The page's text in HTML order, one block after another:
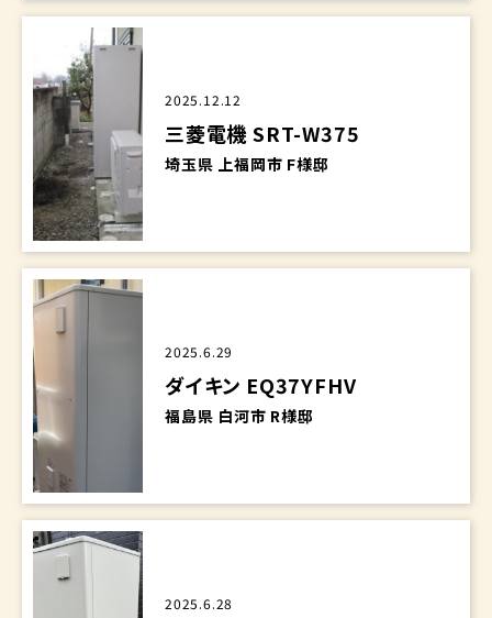
2025.12.12
三菱電機 SRT-W375
埼玉県 上福岡市 F様邸
2025.6.29
ダイキン EQ37YFHV
福島県 白河市 R様邸
2025.6.28